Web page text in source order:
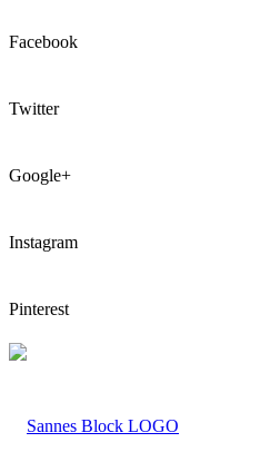
Facebook
Twitter
Google+
Instagram
Pinterest
LOGO